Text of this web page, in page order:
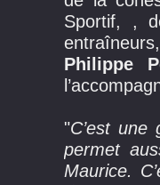
Sportif, ,
Philippe
"C’est une
permet
Maurice.